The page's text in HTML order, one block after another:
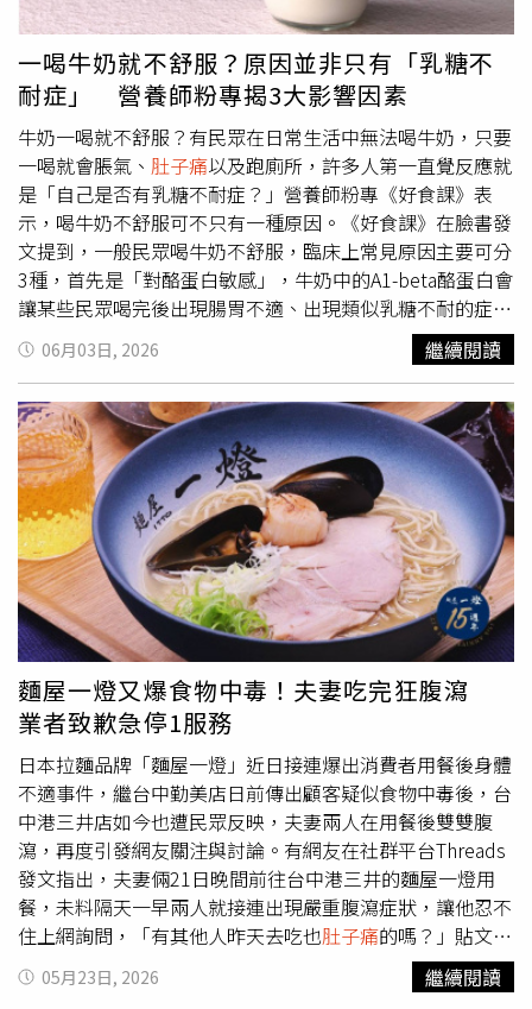
宅、遊艇、賽車、設計師服飾與奢侈家具。」在宣判前，郭
文貴抗議自己在監獄中的待遇，稱他在29日上午被送往醫
院，並在前往法庭前多次嘔吐，同時否認檢方指控他裝病的
說法，「當我來到這裡時，我說：『我肚子痛，我需要上廁
所，我不舒服。』」隨後，郭文貴反覆用紙巾擦拭嘴巴。在
過程中他僅短暫回應刑事案件，並為自己的動機辯護，當他
提到中國共產黨時更怒喊：「我來美國的原因是要摧毀中國
共產黨。」而法官在量刑時，則宣讀了部分受害者的來信內
容，信中描述他們失去畢生積蓄，感到極度焦慮與羞愧，甚
至因遭詐騙而被家人疏遠。受害者陳薇（Wei Chen，音
譯）也在庭審作證時感嘆，郭文貴的詐欺「摧毀了她的人生
以及家庭。」托雷斯痛批，郭文貴「對自己的行為毫無責任
感，反而堅稱其行為並未造成任何損失，也未傷害任何
人」。此外，他還「呼籲支持者騷擾並恐嚇那些敢於公開批
評他的人」。法官因此也命令沒收郭文貴8億8,900萬美元作
為賠償。報導補充，在2023年因涉嫌詐騙超過10億美元被
美國司法部逮捕起訴前，郭文貴曾與美國總統川普
（Donald Trump）第一任期的白宮首席策略長兼總統顧問
班農（Steve Bannon）關係密切，2人還曾在2020年共同發
起推翻中國政府的計畫。郭文貴被捕前甚至住在可俯瞰紐約
市中央公園（Central Park）的豪華公寓，並曾加入川普位
於佛州的海湖莊園（Mar-a-Lago）高爾夫球俱樂部。
一喝牛奶就不舒服？原因並非只有「乳糖不
耐症」 營養師粉專揭3大影響因素
牛奶一喝就不舒服？有民眾在日常生活中無法喝牛奶，只要
一喝就會脹氣、 肚子痛以及跑廁所，許多人第一直覺反應就
是「自己是否有乳糖不耐症？」營養師粉專《好食課》表
示，喝牛奶不舒服可不只有一種原因。《好食課》在臉書發
文提到，一般民眾喝牛奶不舒服，臨床上常見原因主要可分
3種，首先是「對酪蛋白敏感」，牛奶中的A1-beta酪蛋白會
讓某些民眾喝完後出現腸胃不適、出現類似乳糖不耐的症
狀。再來是「對乳清蛋白敏感」，乳清蛋白中的α-或β-乳球
蛋白成分，有些人攝取後也會出現腹瀉或不舒服的情況。最
後便是真正的「乳糖不耐症」，因乳糖酶不足，沒辦法好好
消化乳糖，容易產生腹痛、脹氣和拉肚子。《好食課》也表
示多喝牛奶「不一定」能訓練乳糖不耐，是因為乳糖酶無法
靠後天訓練增加，但可以嘗試以下3種方法：1.選A2牛奶2.
牛奶先加熱再喝3.從少量牛奶（約100毫升）或改選優酪乳
開始嘗試《好食課》提醒，喝牛奶重點是找到適合自己的喝
法，如在各方調整仍有持續不舒服的情況，則建議就醫檢查
評估原因。
06月03日, 2026 繼續閱讀
麵屋一燈又爆食物中毒！夫妻吃完狂腹瀉
業者致歉急停1服務
日本拉麵品牌「麵屋一燈」近日接連爆出消費者用餐後身體
不適事件，繼台中勤美店日前傳出顧客疑似食物中毒後，台
中港三井店如今也遭民眾反映，夫妻兩人在用餐後雙雙腹
瀉，再度引發網友關注與討論。有網友在社群平台Threads
發文指出，夫妻倆21日晚間前往台中港三井的麵屋一燈用
餐，未料隔天一早兩人就接連出現嚴重腹瀉症狀，讓他忍不
住上網詢問，「有其他人昨天去吃也肚子痛的嗎？」貼文曝
光後，引來不少網友留言討論，有人提到日前台中勤美店才
剛爆出疑似多人腹瀉事件，質疑業者為何仍持續營業。也有
05月23日, 2026 繼續閱讀